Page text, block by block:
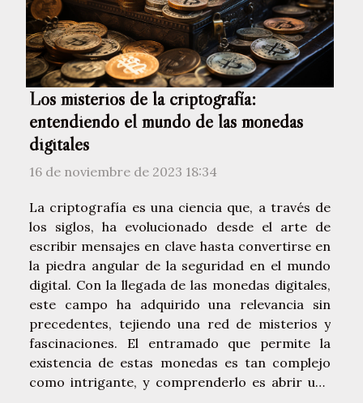
Los misterios de la criptografía:
entendiendo el mundo de las monedas
digitales
16 de noviembre de 2023 18:34
La criptografía es una ciencia que, a través de
los siglos, ha evolucionado desde el arte de
escribir mensajes en clave hasta convertirse en
la piedra angular de la seguridad en el mundo
digital. Con la llegada de las monedas digitales,
este campo ha adquirido una relevancia sin
precedentes, tejiendo una red de misterios y
fascinaciones. El entramado que permite la
existencia de estas monedas es tan complejo
como intrigante, y comprenderlo es abrir una